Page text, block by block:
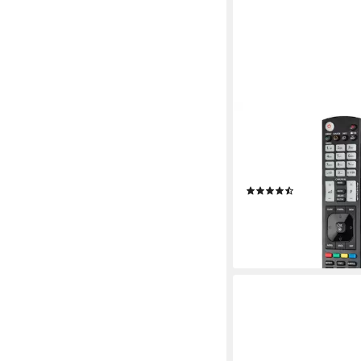
Universal
LG TV, lernfähig
Fernbedienung (1-in-1)
lieferbar - in 3-4